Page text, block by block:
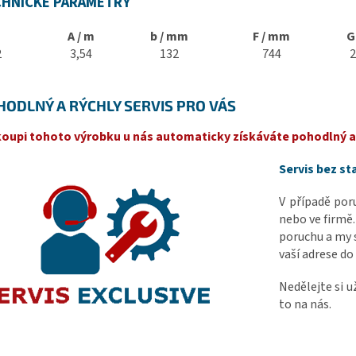
A / m b / mm F / mm
3,54 132 744
A RÝCHLY SERVIS PRO VÁS
tohoto výrobku u nás automaticky získáváte pohodlný
Servis bez
V případě
nebo ve
poruchu a
vaší adrese
Nedělejte si
to na nás.